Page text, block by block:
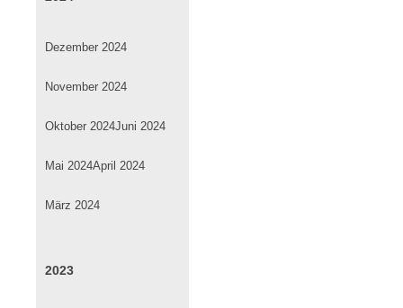
Dezember 2024
November 2024
Oktober 2024Juni 2024
Mai 2024April 2024
März 2024
2023